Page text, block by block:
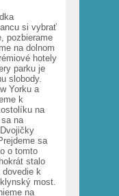
si vybrať
pozbierame
na dolnom
hotely
parku je
slobody.
Yorku a
k
na
na
sa
o tomto
stalo
k
most.
na